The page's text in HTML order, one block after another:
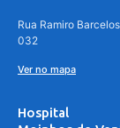
Rua Ramiro
032
Ver no mapa
Hospital